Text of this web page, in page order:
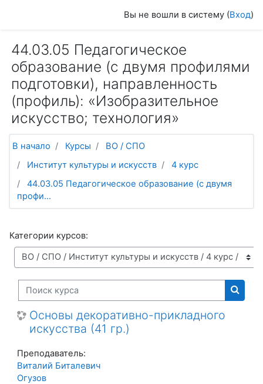
Вы не вошли в систему (Вход)
44.03.05 Педагогическое
образование (с двумя профилями
подготовки), направленность
(профиль): «Изобразительное
искусство; технология»
В начало Курсы
ВО / СПО
Институт культуры и искусств
4 курс
44.03.05 Педагогическое образование (с двумя
профи...
Категории курсов:
Поиск курса
Поиск
Основы декоративно-прикладного
искусства (41 гр.)
Преподаватель:
Виталий Биталевич
Огузов